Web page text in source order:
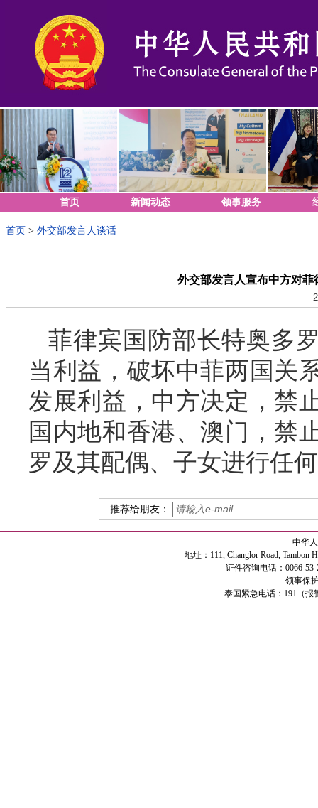
首页 新闻动态 领事服务
首页 > 外交部发言人谈话
外交部发言人宣布中方对
菲律宾国防部长特奥多
当利益，破坏中菲两国关
发展利益，中方决定，禁
国内地和香港、澳门，禁
罗及其配偶、子女进行任
推荐给朋友：
中华
地址：111, Changlor Road, Tambon
证件咨询电话：0066-
领事保
泰国紧急电话：191（报